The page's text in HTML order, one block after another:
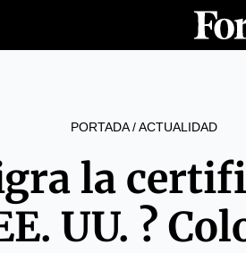
PORTADA/ACTUALIDAD
la
UU. ?